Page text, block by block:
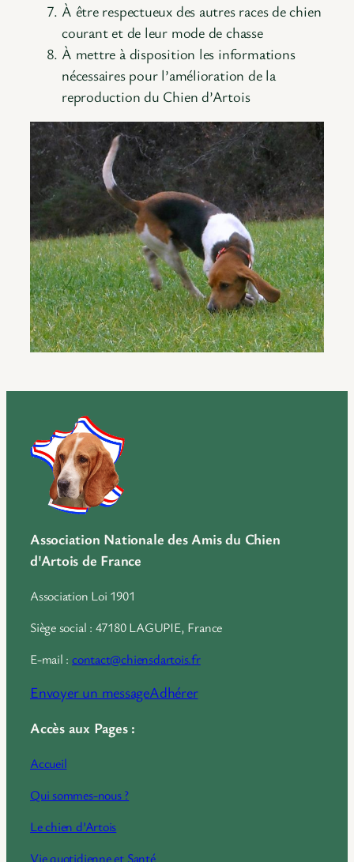
À être respectueux des autres races de chien
courant et de leur mode de chasse
À mettre à disposition les informations
nécessaires pour l’amélioration de la
reproduction du Chien d’Artois
Association Nationale des Amis du Chien
d'Artois de France
Association Loi 1901
Siège social : 47180 LAGUPIE, France
E-mail :contact@chiensdartois.fr
Envoyer un messageAdhérer
Accès aux Pages :
Accueil
Qui sommes-nous ?
Le chien d’Artois
Vie quotidienne et Santé